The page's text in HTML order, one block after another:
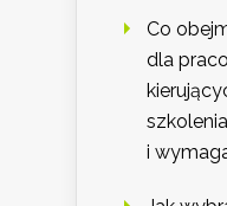
Co
dla
i